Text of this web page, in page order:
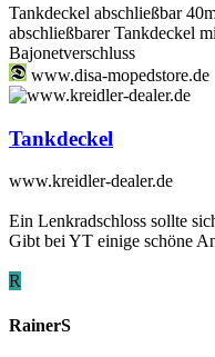
Tankdeckel abschließbar
abschließbarer Tankdeckel
Bajonetverschluss
www.disa-mopedstore.de
Tankdeckel
www.kreidler-dealer.de
Ein Lenkradschloss sollte
Gibt bei YT einige schöne
R
RainerS